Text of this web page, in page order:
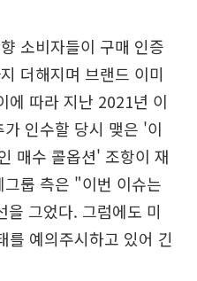
소비자들이 구매 인증
더해지며 브랜드 이미
에 따라 지난 2021년 이
인수할 당시 맺은 '이
매수 콜옵션' 조항이 재
룹 측은 "이번 이슈는
그었다. 그럼에도 미
를 예의주시하고 있어 긴